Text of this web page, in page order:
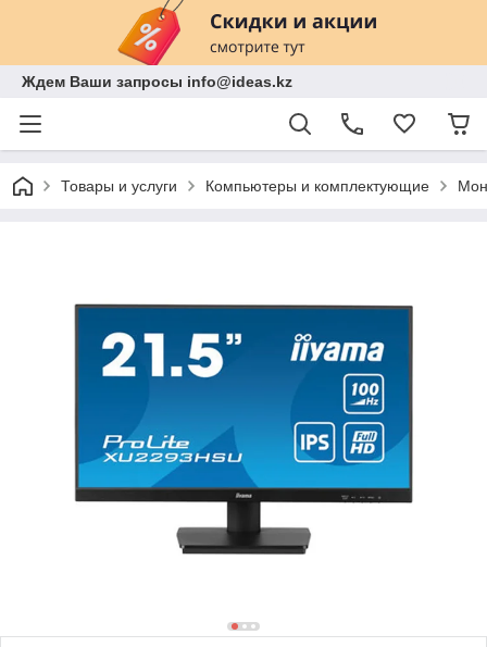
Ждем Ваши запросы info@ideas.kz
Товары и услуги Компьютеры и комплектующие